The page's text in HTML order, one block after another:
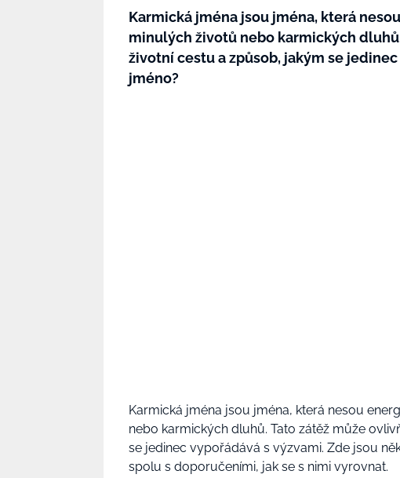
Karmická jména jsou jména, která
minulých životů nebo karmických
životní cestu a způsob, jakým se
jméno?
Karmická jména jsou jména, která nesou
nebo karmických dluhů. Tato zátěž může
se jedinec vypořádává s výzvami. Zde jsou
spolu s doporučeními, jak se s nimi vyrovnat.